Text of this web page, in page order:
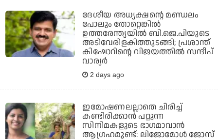
ദേശീയ അധ്യക്ഷന്റെ മണ്ഡലം
പോലും തോറ്റെങ്കില്‍
ഉത്തരേന്ത്യയില്‍ ബി.ജെ.പിയുടെ
അടിവേരിളകിത്തുടങ്ങി; പ്രശാന്ത്
കിഷോറിന്റെ വിജയത്തില്‍ സന്ദീപ്
വാര്യര്‍
2 days ago
ഇമോഷണലല്ലാതെ ചിരിച്ച്
കണ്ടിരിക്കാന്‍ പറ്റുന്ന
സിനിമകളുടെ ഭാഗമാവാന്‍
ആഗ്രഹമുണ്ട്: ലിജോമോള്‍ ജോസ്